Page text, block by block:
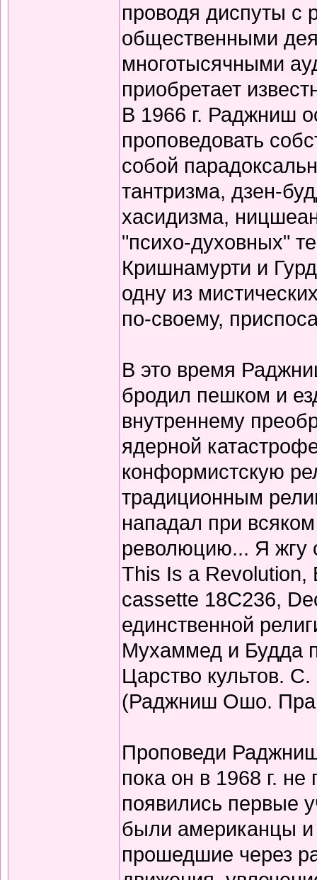
проводя диспуты с
общественными
многотысячными
приобретает
В 1966 г. Раджниш
проповедовать
собой
тантризма, дзен-
хасидизма,
"психо-духовных"
Кришнамурти и
одну из
по-своему,
В это время
бродил пешком и
внутреннему
ядерной
конформистскую
традиционным
нападал при
революцию... Я жгу
This Is a Revolution,
cassette 18C236,
единственной
Мухаммед и Будда
Царство культов.
(Раджниш Ошо.
Проповеди
пока он в 1968 г.
появились первые
были американцы и
прошедшие через